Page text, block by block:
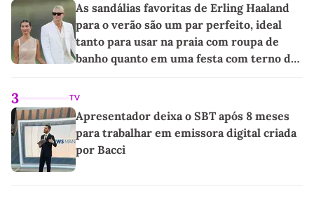
As sandálias favoritas de Erling Haaland
para o verão são um par perfeito, ideal
tanto para usar na praia com roupa de
banho quanto em uma festa com terno de
3 TV
Apresentador deixa o SBT após 8 meses
para trabalhar em emissora digital criada
por Bacci